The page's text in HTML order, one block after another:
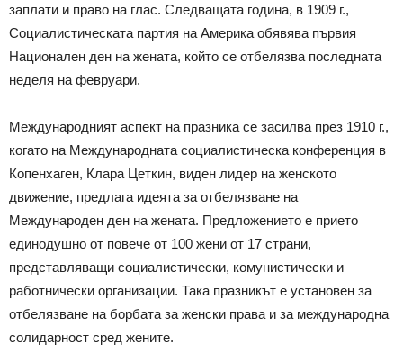
заплати и право на глас. Следващата година, в 1909 г.,
Социалистическата партия на Америка обявява първия
Национален ден на жената, който се отбелязва последната
неделя на февруари.
Международният аспект на празника се засилва през 1910 г.,
когато на Международната социалистическа конференция в
Копенхаген, Клара Цеткин, виден лидер на женското
движение, предлага идеята за отбелязване на
Международен ден на жената. Предложението е прието
единодушно от повече от 100 жени от 17 страни,
представляващи социалистически, комунистически и
работнически организации. Така празникът е установен за
отбелязване на борбата за женски права и за международна
солидарност сред жените.